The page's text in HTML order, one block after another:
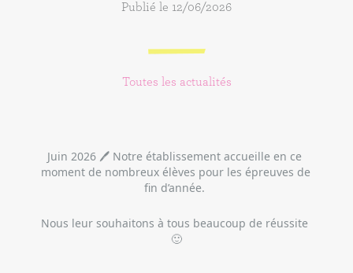
Publié le 12/06/2026
Toutes les actualités
Juin 2026 🖊 Notre établissement accueille en ce
moment de nombreux élèves pour les épreuves de
fin d’année.
Nous leur souhaitons à tous beaucoup de réussite
🙂